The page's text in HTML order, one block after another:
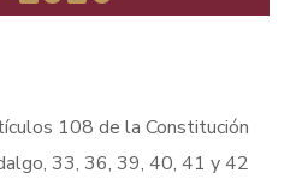
108 de la Constitución
33, 36, 39, 40, 41 y 42